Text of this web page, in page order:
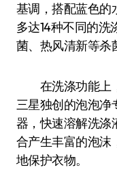
基调，搭配蓝色的
多达14种不同的洗
菌、热风清新等杀
在洗涤功能上，
三星独创的泡泡净
器，快速溶解洗涤
合产生丰富的泡沫
地保护衣物。